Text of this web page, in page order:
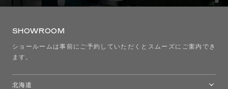
SHOWROOM
ショールームは事前にご予約していただくとスムーズにご案内でき
ます。
北海道